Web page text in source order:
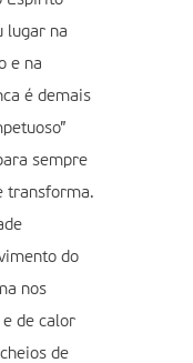
lugar na
e na
é demais
sempre
transforma.
do
nos
de calor
de